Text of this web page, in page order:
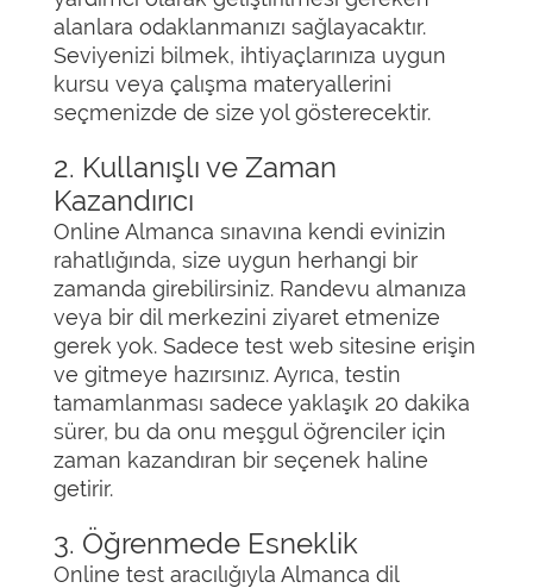
alanlara odaklanmanızı sağlayacaktır.
Seviyenizi bilmek, ihtiyaçlarınıza uygun
kursu veya çalışma materyallerini
seçmenizde de size yol gösterecektir.
2. Kullanışlı ve Zaman
Kazandırıcı
Online Almanca sınavına kendi evinizin
rahatlığında, size uygun herhangi bir
zamanda girebilirsiniz. Randevu almanıza
veya bir dil merkezini ziyaret etmenize
gerek yok. Sadece test web sitesine erişin
ve gitmeye hazırsınız. Ayrıca, testin
tamamlanması sadece yaklaşık 20 dakika
sürer, bu da onu meşgul öğrenciler için
zaman kazandıran bir seçenek haline
getirir.
3. Öğrenmede Esneklik
Online test aracılığıyla Almanca dil